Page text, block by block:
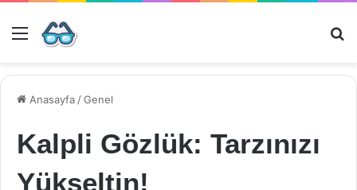
Menü
Anasayfa /Genel
Kalpli Gözlük: Tarzınızı
Yükseltin!